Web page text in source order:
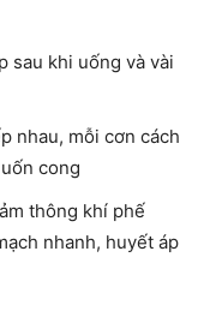
sau khi uống và vài
nhau, mỗi cơn cách
cong
thông khí phế
nhanh, huyết áp